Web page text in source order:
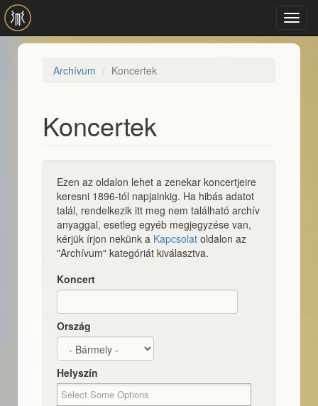
Ugrás a tartalomra
Archívum Koncertek
Koncertek
Ezen az oldalon lehet a zenekar koncertjeire
keresni 1896-tól napjainkig. Ha hibás adatot
talál, rendelkezik itt meg nem található archív
anyaggal, esetleg egyéb megjegyzése van,
kérjük írjon nekünk a Kapcsolat oldalon az
"Archívum" kategóriát kiválasztva.
Koncert
Ország
Helyszín